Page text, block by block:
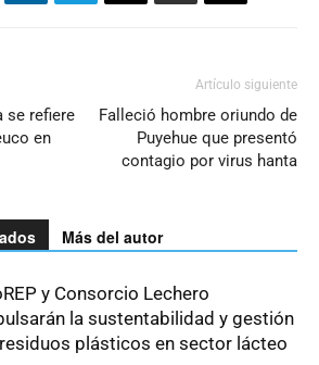
se refiere
en
Artículo siguiente
Falleció hombre oriundo de
Puyehue que presentó
contagio por virus hanta
Más del autor
y Consorcio Lechero
la sustentabilidad y gestión
plásticos en sector lácteo